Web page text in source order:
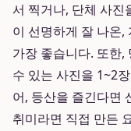
서 찍거나, 단체 사진
이 선명하게 잘 나온,
가장 좋습니다. 또한,
수 있는 사진을 1~2
어, 등산을 즐긴다면
취미라면 직접 만든